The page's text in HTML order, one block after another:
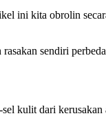
ini kita obrolin
sendiri
kulit dari